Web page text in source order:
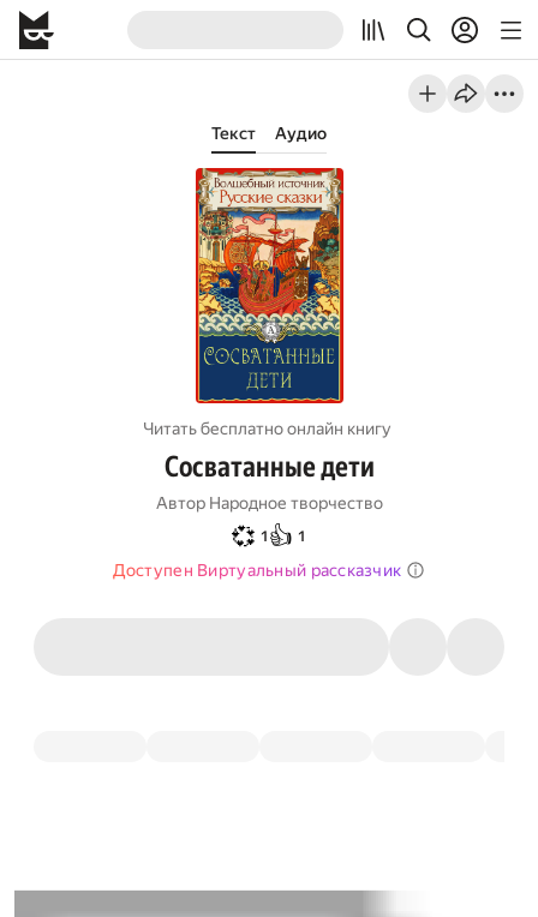
Текст Аудио
Читать бесплатно онлайн книгу
Сосватанные дети
Автор Народное творчество
💞 1 👍 1
Доступен Виртуальный рассказчик